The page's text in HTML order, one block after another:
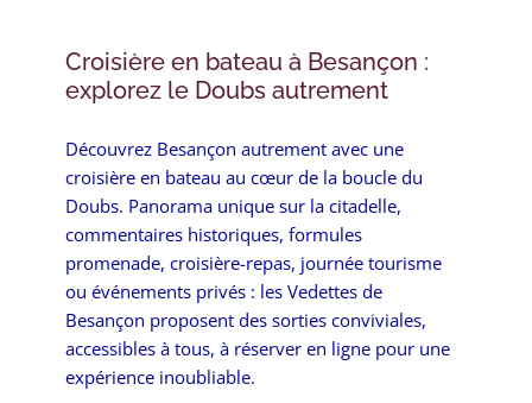
Croisière en bateau à Besançon :
explorez le Doubs autrement
Découvrez Besançon autrement avec une
croisière en bateau au cœur de la boucle du
Doubs. Panorama unique sur la citadelle,
commentaires historiques, formules
promenade, croisière-repas, journée tourisme
ou événements privés : les Vedettes de
Besançon proposent des sorties conviviales,
accessibles à tous, à réserver en ligne pour une
expérience inoubliable.